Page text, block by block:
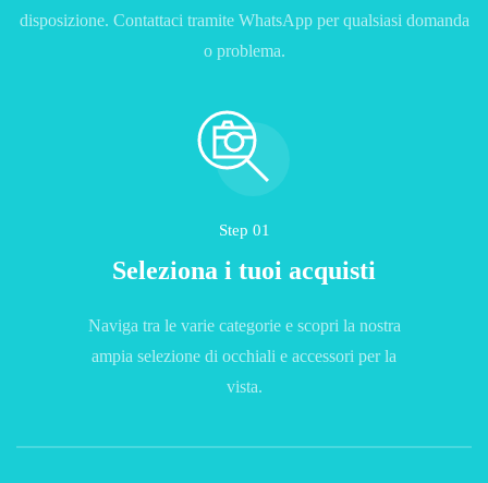
disposizione. Contattaci tramite WhatsApp per qualsiasi domanda
o problema.
Step 01
Seleziona i tuoi acquisti
Naviga tra le varie categorie e scopri la nostra
ampia selezione di occhiali e accessori per la
vista.